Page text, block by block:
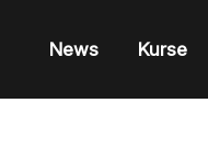
News Kurse